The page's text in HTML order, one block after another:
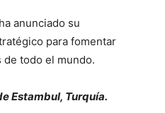
anunciado su
para fomentar
todo el mundo.
Estambul, Turquía.